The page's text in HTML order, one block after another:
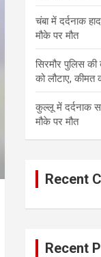
चंबा में दर्दनाक
मौके पर मौत
सिरमौर पुलिस
को लौटाए, कीमत
कुल्लू में दर्दनाक
मौके पर मौत
Recent
Recent